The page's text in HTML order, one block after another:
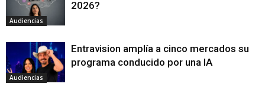
Audiencias
2026?
Audiencias
Entravision amplía a cinco mercados su
programa conducido por una IA